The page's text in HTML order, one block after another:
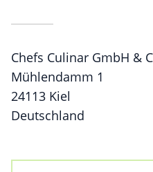
Chefs Culinar GmbH &
Mühlendamm 1
24113 Kiel
Deutschland